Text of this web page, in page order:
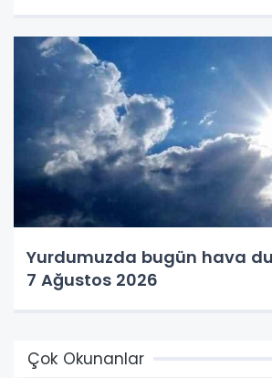
Yurdumuzda bugün hava
7 Ağustos 2026
Çok Okunanlar